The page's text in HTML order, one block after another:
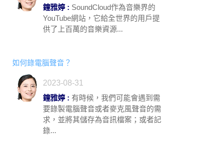
鐘雅婷 : SoundCloud作為音樂界的
YouTube網站，它給全世界的用戶提
供了上百萬的音樂資源...
如何錄電腦聲音？
2023-08-31
鐘雅婷 : 有時候，我們可能會遇到需
要錄製電腦聲音或者麥克風聲音的需
求，並將其儲存為音訊檔案；或者記
錄...